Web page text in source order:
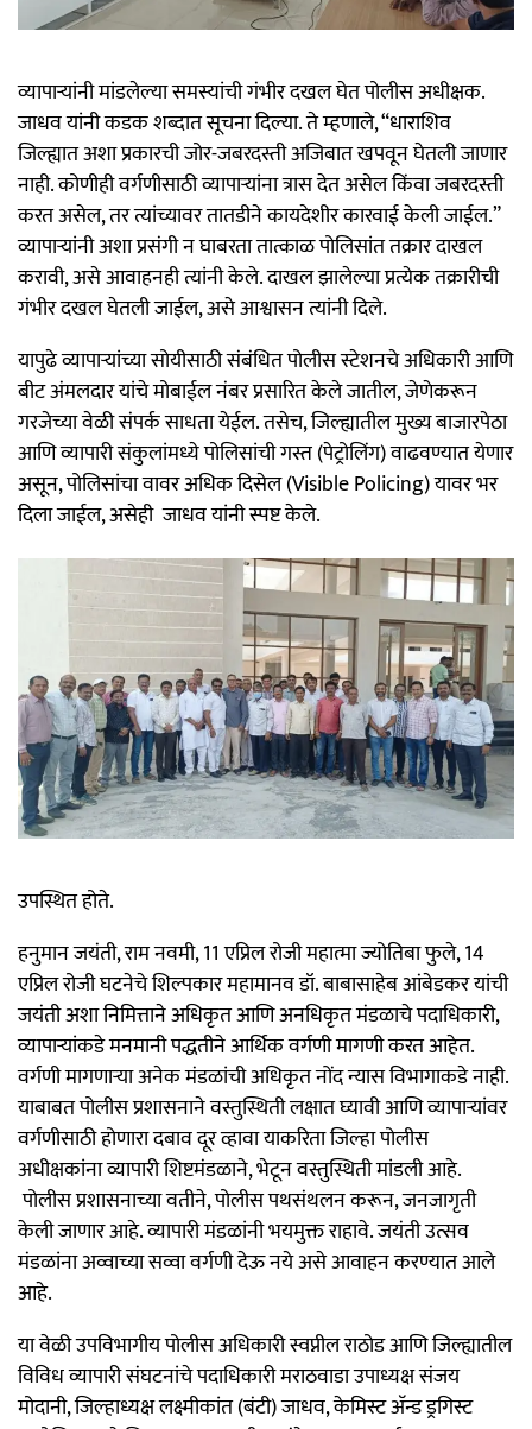
व्यापाऱ्यांनी मांडलेल्या समस्यांची गंभीर दखल घेत पोलीस अधीक्षक.
जाधव यांनी कडक शब्दात सूचना दिल्या. ते म्हणाले, “धाराशिव
जिल्ह्यात अशा प्रकारची जोर-जबरदस्ती अजिबात खपवून घेतली जाणार
नाही. कोणीही वर्गणीसाठी व्यापाऱ्यांना त्रास देत असेल किंवा जबरदस्ती
करत असेल, तर त्यांच्यावर तातडीने कायदेशीर कारवाई केली जाईल.”
व्यापाऱ्यांनी अशा प्रसंगी न घाबरता तात्काळ पोलिसांत तक्रार दाखल
करावी, असे आवाहनही त्यांनी केले. दाखल झालेल्या प्रत्येक तक्रारीची
गंभीर दखल घेतली जाईल, असे आश्वासन त्यांनी दिले.
यापुढे व्यापाऱ्यांच्या सोयीसाठी संबंधित पोलीस स्टेशनचे अधिकारी आणि
बीट अंमलदार यांचे मोबाईल नंबर प्रसारित केले जातील, जेणेकरून
गरजेच्या वेळी संपर्क साधता येईल. तसेच, जिल्ह्यातील मुख्य बाजारपेठा
आणि व्यापारी संकुलांमध्ये पोलिसांची गस्त (पेट्रोलिंग) वाढवण्यात येणार
असून, पोलिसांचा वावर अधिक दिसेल (Visible Policing) यावर भर
दिला जाईल, असेही जाधव यांनी स्पष्ट केले.
उपस्थित होते.
हनुमान जयंती, राम नवमी, 11 एप्रिल रोजी महात्मा ज्योतिबा फुले, 14
एप्रिल रोजी घटनेचे शिल्पकार महामानव डॉ. बाबासाहेब आंबेडकर यांची
जयंती अशा निमित्ताने अधिकृत आणि अनधिकृत मंडळाचे पदाधिकारी,
व्यापार्‍यांकडे मनमानी पद्धतीने आर्थिक वर्गणी मागणी करत आहेत.
वर्गणी मागणार्‍या अनेक मंडळांची अधिकृत नोंद न्यास विभागाकडे नाही.
याबाबत पोलीस प्रशासनाने वस्तुस्थिती लक्षात घ्यावी आणि व्यापार्‍यांवर
वर्गणीसाठी होणारा दबाव दूर व्हावा याकरिता जिल्हा पोलीस
अधीक्षकांना व्यापारी शिष्टमंडळाने, भेटून वस्तुस्थिती मांडली आहे.
पोलीस प्रशासनाच्या वतीने, पोलीस पथसंथलन करून, जनजागृती
केली जाणार आहे. व्यापारी मंडळांनी भयमुक्त राहावे. जयंती उत्सव
मंडळांना अव्वाच्या सव्वा वर्गणी देऊ नये असे आवाहन करण्यात आले
आहे.
या वेळी उपविभागीय पोलीस अधिकारी स्वप्नील राठोड आणि जिल्ह्यातील
विविध व्यापारी संघटनांचे पदाधिकारी मराठवाडा उपाध्यक्ष संजय
मोदानी, जिल्हाध्यक्ष लक्ष्मीकांत (बंटी) जाधव, केमिस्ट अ‍ॅन्ड ड्रगिस्ट